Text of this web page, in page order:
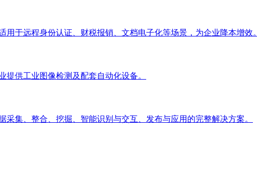
于远程身份认证、财税报销、文档电子化等场景，为企业降本增效。
供工业图像检测及配套自动化设备。
集、整合、挖掘、智能识别与交互、发布与应用的完整解决方案。